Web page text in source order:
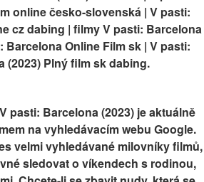
online česko-slovenská | V pasti:
cz dabing | filmy V pasti: Barcelona
Barcelona Online Film sk | V pasti:
(2023) Plný film sk dabing.
pasti: Barcelona (2023) je aktuálně
na vyhledávacím webu Google.
velmi vyhledávané milovníky filmů,
sledovat o víkendech s rodinou,